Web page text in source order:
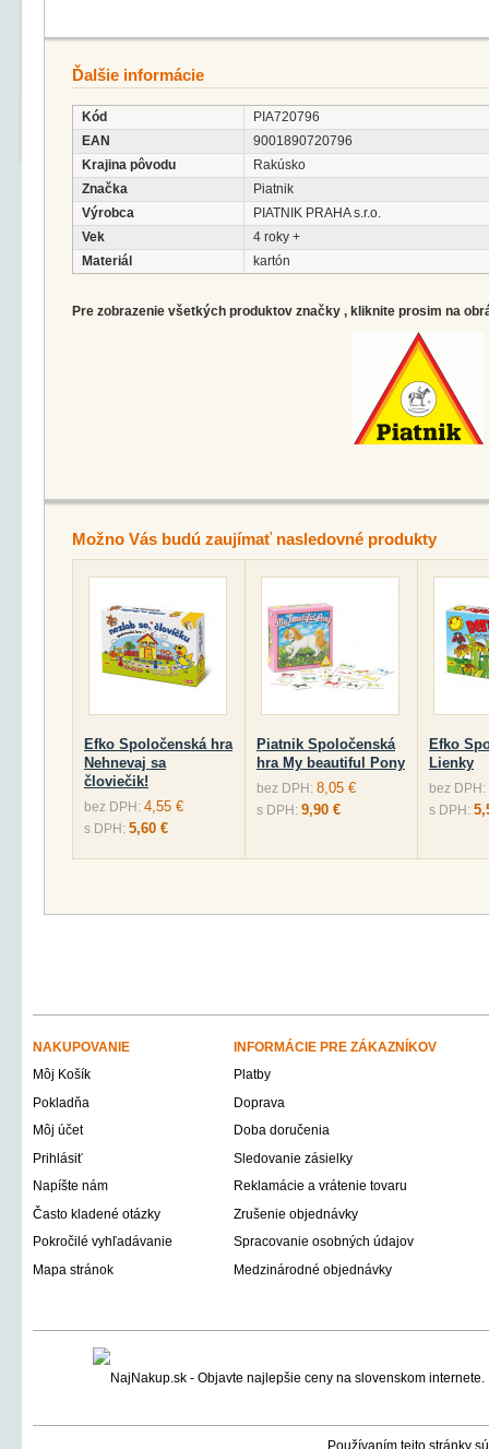
Ďalšie informácie
Kód
PIA720796
EAN
9001890720796
Krajina pôvodu
Rakúsko
Značka
Piatnik
Výrobca
PIATNIK PRAHA s.r.o.
Vek
4 roky +
Materiál
kartón
Pre zobrazenie všetkých produktov značky , kliknite prosim na
Možno Vás budú zaujímať nasledovné produkty
Efko Spoločenská hra
Nehnevaj sa
človiečik!
bez DPH: 4,55 €
s DPH: 5,60 €
Piatnik Spoločenská
hra My beautiful Pony
bez DPH: 8,05 €
s DPH: 9,90 €
Efko
Lienky
bez DPH:
s DPH:
NAKUPOVANIE
INFORMÁCIE PRE ZÁKAZNÍKOV
Môj Košík
Platby
Pokladňa
Doprava
Môj účet
Doba doručenia
Prihlásiť
Sledovanie zásielky
Napíšte nám
Reklamácie a vrátenie tovaru
Často kladené otázky
Zrušenie objednávky
Pokročilé vyhľadávanie
Spracovanie osobných údajov
Mapa stránok
Medzinárodné objednávky
Používaním tejto stránky